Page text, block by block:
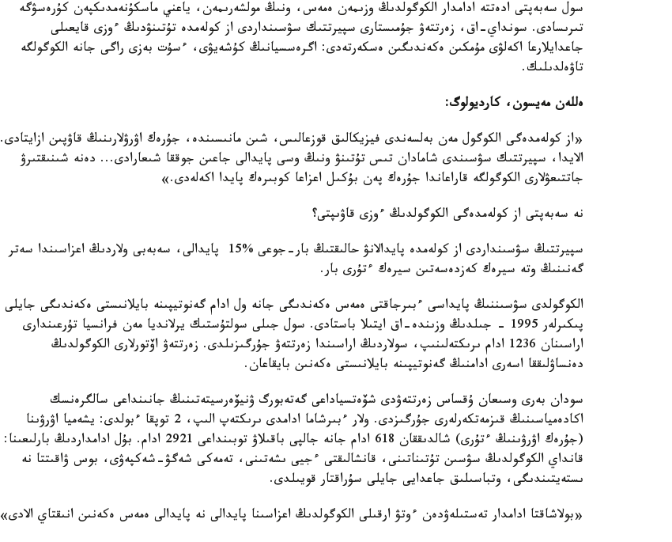
سول سەبەپتى ادەتتە ادامدار الكوگولدىڭ وزىمەن ەمەس، ونىڭ مولشەرىمەن، ياعني ماسكۇنەمدىكپەن كۇرەسۋگە
تىرىسادى. سونداي-اق، زەرتتەۋ جۇمىستارى سپيرتتىك سۋسىنداردى از كولەمدە تۇتىنۋدىڭ ءوزى قايعىلى
جاعدايلارعا اكەلۋى مۇمكىن ەكەندىگىن ەسكەرتەدى: اگرەسسيانىڭ كۇشەيۋى، ءسۇت بەزى راگى جانە الكوگولگە
تاۋەلدىلىك.
ەللەن مەيسون، كارديولوگ:
«از كولەمدەگى الكوگول مەن بەلسەندى فيزيكالىق قوزعالىس، شىن مانىسىندە، جۇرەك اۋرۋلارىنىڭ قاۋپىن ازايتادى.
الايدا، سپيرتتىك سۋسىندى شامادان تىس تۇتىنۋ ونىڭ وسى پايدالى جاعىن جوققا شىعارادى... دەنە شىنىقتىرۋ
جاتتىعۋلارى الكوگولگە قاراعاندا جۇرەك پەن بۇكىل اعزاعا كوبىرەك پايدا اكەلەدى.»
نە سەبەپتى از كولەمدەگى الكوگولدىڭ ءوزى قاۋىپتى؟
سپيرتتىڭ سۋسىنداردى از كولەمدە پايدالانۋ حالىقتىڭ بار-جوعى %15 پايدالى، سەبەبى ولاردىڭ اعزاسىندا سەتر
گەنىنىڭ وتە سيرەك كەزدەسەتىن سيرەك ءتۇرى بار.
الكوگولدى سۋسىننىڭ پايداسى ءبىرجاقتى ەمەس ەكەندىگى جانە ول ادام گەنوتيپىنە بايلانىستى ەكەندىگى جايلى
پىكىرلەر 1995 - جىلدىڭ وزىندە-اق ايتىلا باستادى. سول جىلى سولتۇستىك يرلانديا مەن فرانسيا تۇرعىندارى
اراسىنان 1236 ادام ىرىكتەلىنىپ، سولاردىڭ اراسىندا زەرتتەۋ جۇرگىزىلدى. زەرتتەۋ اۆتورلارى الكوگولدىڭ
دەنساۋلىققا اسەرى ادامنىڭ گەنوتيپىنە بايلانىستى ەكەنىن بايقاعان.
سودان بەرى وسىعان ۇقساس زەرتتەۋدى شۆەتسياداعى گەتەبورگ ۋنيۆەرسيتەتىنىڭ جانىنداعى سالگرەنسك
اكادەمياسىنىڭ قىزمەتكەرلەرى جۇرگىزدى. ولار ءبىرشاما ادامدى ىرىكتەپ الىپ، 2 توپقا ءبولدى: يشەميا اۋرۋىنا
(جۇرەك اۋرۋىنىڭ ءتۇرى) شالدىققان 618 ادام جانە جالپى باقىلاۋ توبىنداعى 2921 ادام. بۇل ادامداردىڭ بارلىعىنا:
قانداي الكوگولدىڭ سۋسىن تۇتىناتىنى، قانشالىقتى ءجيى ىشەتىنى، تەمەكى شەگۋ-شەكپەۋى، بوس ۋاقىتتا نە
ىستەيتىندىگى، وتباسىلىق جاعدايى جايلى سۇراقتار قويىلدى.
«بولاشاقتا ادامدار تەستىلەۋدەن ءوتۋ ارقىلى الكوگولدىڭ اعزاسىنا پايدالى نە پايدالى ەمەس ەكەنىن انىقتاي الادى»